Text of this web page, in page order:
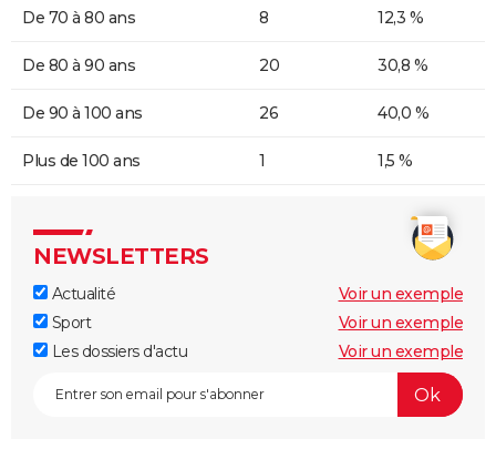
De 70 à 80 ans 8 12,3 %
De 80 à 90 ans 20 30,8 %
De 90 à 100 ans 26 40,0 %
Plus de 100 ans 1 1,5 %
NEWSLETTERS
Actualité
Voir un exemple
Sport
Voir un exemple
Les dossiers d'actu
Voir un exemple